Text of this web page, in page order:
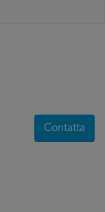
Contatta